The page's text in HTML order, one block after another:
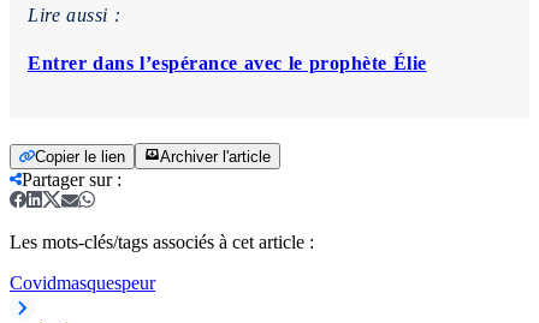
Lire aussi :
Entrer dans l’espérance avec le prophète Élie
Copier le lien Archiver l'article
Partager sur:
Les mots-clés/tags associés à cet article :
Covidmasquespeur